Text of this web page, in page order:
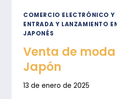
COMERCIO ELECTRÓNICO
ENTRADA Y LANZAMIENTO
JAPONÉS
Venta de
Japón
13 de enero de 2025